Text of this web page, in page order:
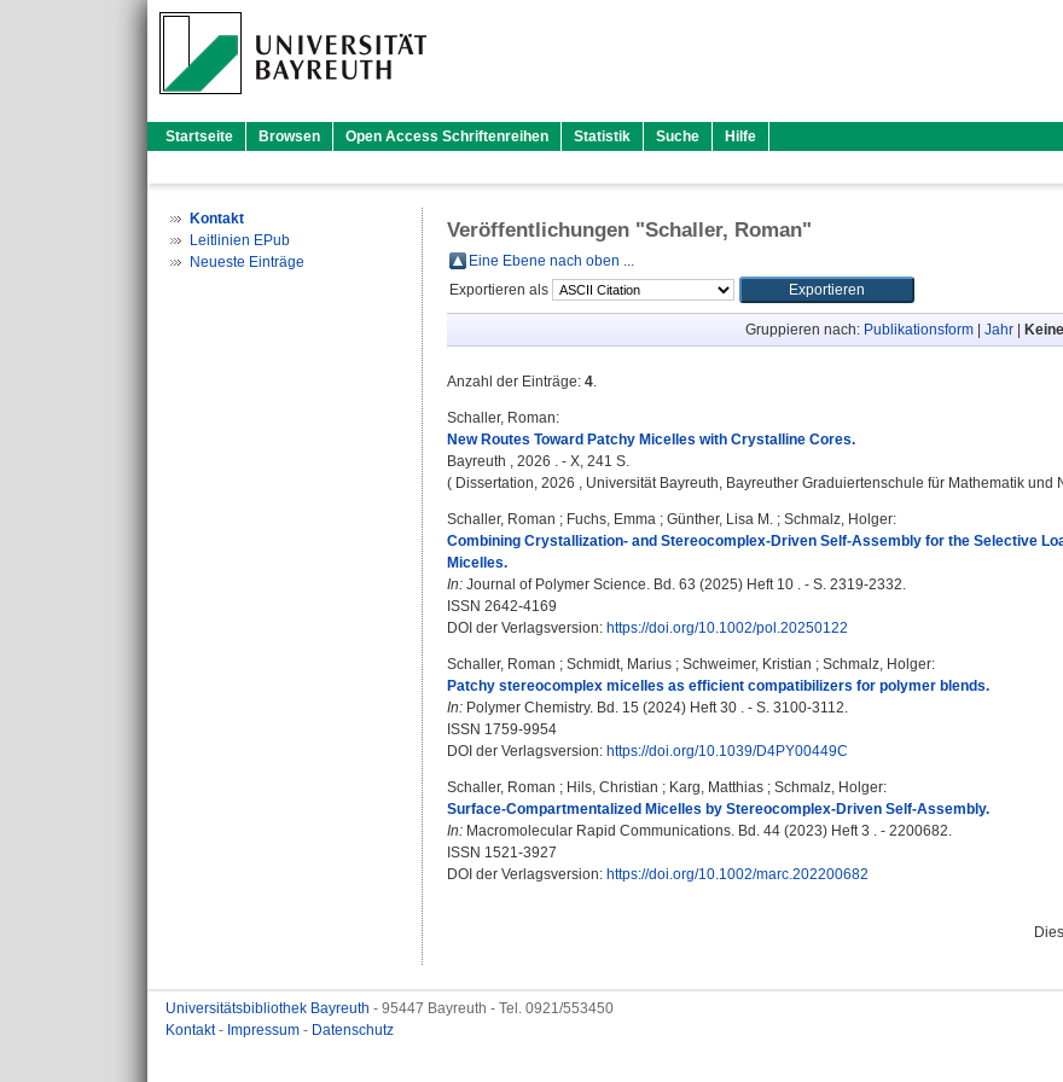
Startseite Browsen Open Access Schriftenreihen Statistik Suche Hilfe
Kontakt
Leitlinien EPub
Neueste Einträge
Veröffentlichungen "Schaller, Roman"
Eine Ebene nach oben ...
Exportieren als
Gruppieren nach: Publikationsform Jahr
Anzahl der Einträge: 4.
Schaller, Roman:
New Routes Toward Patchy Micelles with Crystalline Cores.
Bayreuth , 2026 . - X, 241 S.
( Dissertation, 2026 , Universität Bayreuth, Bayreuther Graduiertenschule für Mathematik und
Schaller, Roman ; Fuchs, Emma ; Günther, Lisa M. ; Schmalz, Holger:
Combining Crystallization‐ and Stereocomplex‐Driven Self‐Assembly for the Selective
Micelles.
In: Journal of Polymer Science. Bd. 63 (2025) Heft 10 . - S. 2319-2332.
ISSN 2642-4169
DOI der Verlagsversion: https://doi.org/10.1002/pol.20250122
Schaller, Roman ; Schmidt, Marius ; Schweimer, Kristian ; Schmalz, Holger:
Patchy stereocomplex micelles as efficient compatibilizers for polymer blends.
In: Polymer Chemistry. Bd. 15 (2024) Heft 30 . - S. 3100-3112.
ISSN 1759-9954
DOI der Verlagsversion: https://doi.org/10.1039/D4PY00449C
Schaller, Roman ; Hils, Christian ; Karg, Matthias ; Schmalz, Holger:
Surface‐Compartmentalized Micelles by Stereocomplex‐Driven Self‐Assembly.
In: Macromolecular Rapid Communications. Bd. 44 (2023) Heft 3 . - 2200682.
ISSN 1521-3927
DOI der Verlagsversion: https://doi.org/10.1002/marc.202200682
Universitätsbibliothek Bayreuth - 95447 Bayreuth - Tel. 0921/553450
Kontakt- Impressum - Datenschutz